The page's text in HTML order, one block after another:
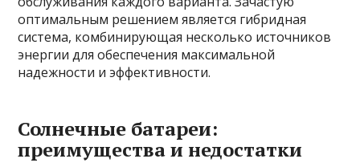
оптимальным решением является гибридная
система, комбинирующая несколько источников
энергии для обеспечения максимальной
надежности и эффективности.
Солнечные батареи:
преимущества и недостатки